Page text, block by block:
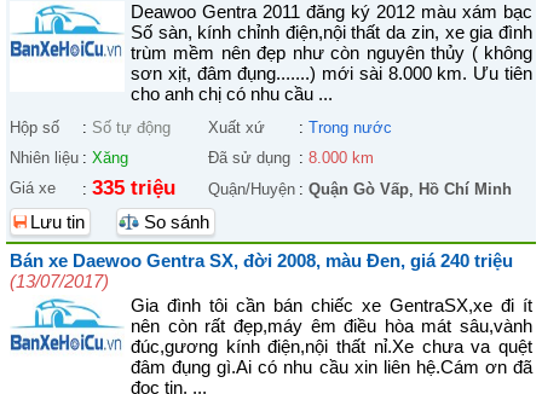
Deawoo Gentra 2011 đăng ký 2012 màu xám bạc
Số sàn, kính chỉnh điện,nội thất da zin, xe gia đình
trùm mềm nên đẹp như còn nguyên thủy ( không
sơn xịt, đâm đụng.......) mới sài 8.000 km. Ưu tiên
cho anh chị có nhu cầu ...
Hộp số : Số tự động Xuất xứ : Trong nước
Nhiên liệu : Xăng Đã sử dụng : 8.000 km
Giá xe
: 335 triệu Quận/Huyện : Quận Gò Vấp, Hồ Chí Minh
Lưu tin
So sánh
Bán xe Daewoo Gentra SX, đời 2008, màu Đen, giá 240 triệu
(13/07/2017)
Gia đình tôi cần bán chiếc xe GentraSX,xe đi ít
nên còn rất đẹp,máy êm điều hòa mát sâu,vành
đúc,gương kính điện,nội thất nỉ.Xe chưa va quệt
đâm đụng gì.Ai có nhu cầu xin liên hệ.Cám ơn đã
đọc tin. ...